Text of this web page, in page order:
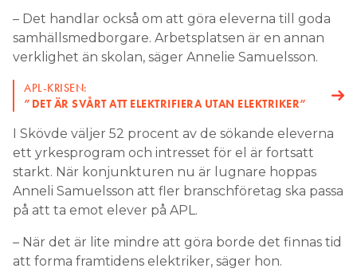
– Det handlar också om att göra eleverna till goda
samhällsmedborgare. Arbetsplatsen är en annan
verklighet än skolan, säger Annelie Samuelsson.
APL-KRISEN:
”DET ÄR SVÅRT ATT ELEKTRIFIERA UTAN ELEKTRIKER”
I Skövde väljer 52 procent av de sökande eleverna
ett yrkesprogram och intresset för el är fortsatt
starkt. När konjunkturen nu är lugnare hoppas
Anneli Samuelsson att fler branschföretag ska passa
på att ta emot elever på APL.
– När det är lite mindre att göra borde det finnas tid
att forma framtidens elektriker, säger hon.